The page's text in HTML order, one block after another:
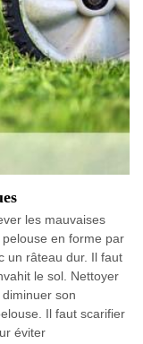
les mauvaises
en forme par
un râteau dur. Il faut
le sol. Nettoyer
son
Il faut scarifier
éviter